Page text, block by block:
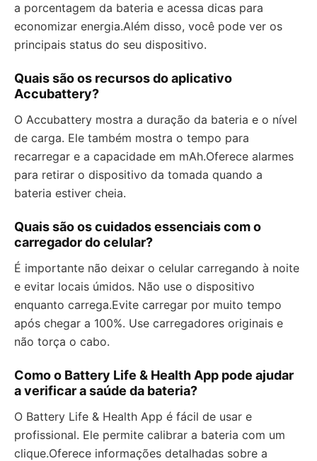
a porcentagem da bateria e acessa dicas para
economizar energia.Além disso, você pode ver os
principais status do seu dispositivo.
Quais são os recursos do aplicativo
Accubattery?
O Accubattery mostra a duração da bateria e o nível
de carga. Ele também mostra o tempo para
recarregar e a capacidade em mAh.Oferece alarmes
para retirar o dispositivo da tomada quando a
bateria estiver cheia.
Quais são os cuidados essenciais com o
carregador do celular?
É importante não deixar o celular carregando à noite
e evitar locais úmidos. Não use o dispositivo
enquanto carrega.Evite carregar por muito tempo
após chegar a 100%. Use carregadores originais e
não torça o cabo.
Como o Battery Life & Health App pode ajudar
a verificar a saúde da bateria?
O Battery Life & Health App é fácil de usar e
profissional. Ele permite calibrar a bateria com um
clique.Oferece informações detalhadas sobre a